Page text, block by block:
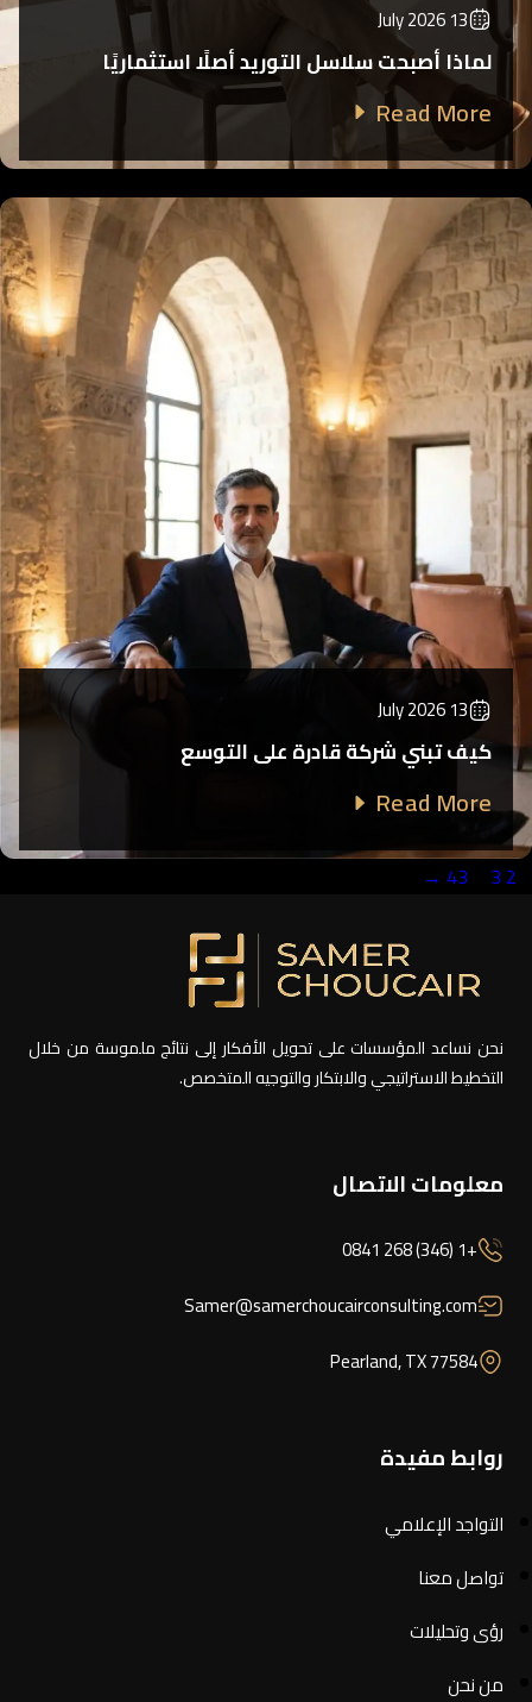
13 July 2026
لماذا أصبحت سلاسل التوريد أصلًا استثماريًا
Read More
13 July 2026
كيف تبني شركة قادرة على التوسع
Read More
2
3
43
→
نحن نساعد المؤسسات على تحويل الأفكار إلى نتائج ملموسة من خلال
التخطيط الاستراتيجي والابتكار والتوجيه المتخصص.
معلومات الاتصال
+1 (346) 268 0841
Samer@samerchoucairconsulting.com
Pearland, TX 77584
روابط مفيدة
التواجد الإعلامي
تواصل معنا
رؤى وتحليلات
من نحن